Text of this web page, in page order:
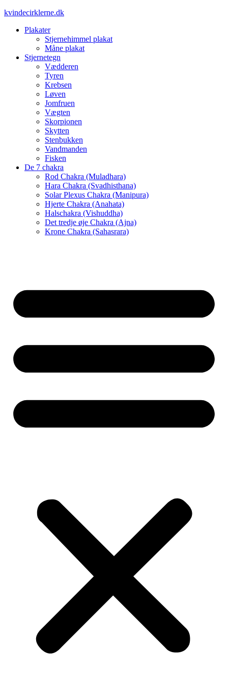
Videre
indhold
kvindecirklerne.dk
Plakater
Stjernehimmel plakat
Måne plakat
Stjernetegn
Vædderen
Tyren
Krebsen
Løven
Jomfruen
Vægten
Skorpionen
Skytten
Stenbukken
Vandmanden
Fisken
De 7 chakra
Rod Chakra (Muladhara)
Hara Chakra (Svadhisthana)
Solar Plexus Chakra (Manipura)
Hjerte Chakra (Anahata)
Halschakra (Vishuddha)
Det tredje øje Chakra (Ajna)
Krone Chakra (Sahasrara)